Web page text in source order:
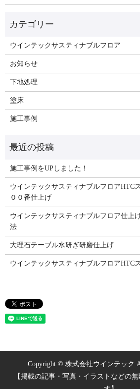
ウインテックサスティナブルフロア
お知らせ
下地処理
塗床
施工事例
施工事例をUPしました！
ウインテックサスティナブルフロアHTC
００番仕上げ
ウインテックサスティナブルフロア仕上
法
大理石テーブル水研ぎ研磨仕上げ
ウインテックサスティナブルフロアHTC
Copyright © 株式会社ウインテック
【掲載の記事・写真・イラストなどの